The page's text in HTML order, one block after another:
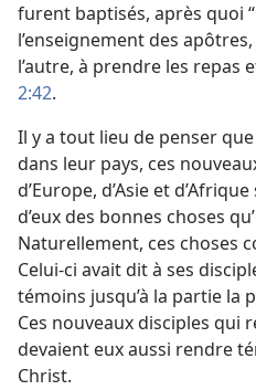
furent baptisés, après quoi
l’enseignement des
l’autre, à prendre les repas
2:42.
Il y a tout lieu de penser
dans leur pays, ces
d’Europe, d’Asie et
d’eux des bonnes choses
Naturellement, ces choses
Celui-ci avait dit à ses
témoins jusqu’à la partie la
Ces nouveaux disciples qui
devaient eux aussi rendre
Christ.